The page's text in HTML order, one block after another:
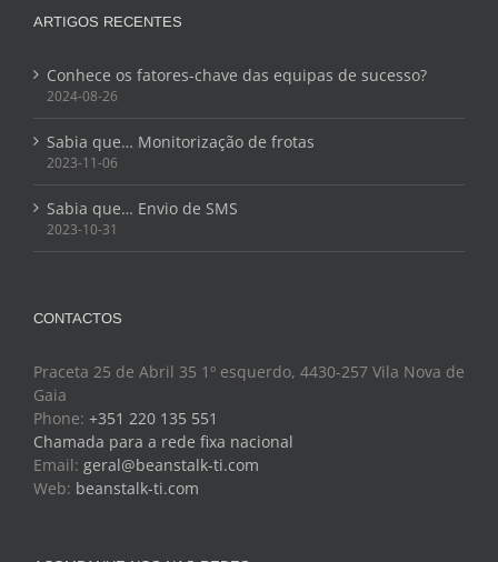
ARTIGOS RECENTES
Conhece os fatores-chave das equipas de sucesso?
2024-08-26
Sabia que… Monitorização de frotas
2023-11-06
Sabia que… Envio de SMS
2023-10-31
CONTACTOS
Praceta 25 de Abril 35 1º esquerdo, 4430-257 Vila Nova de
Gaia
Phone: +351 220 135 551
Chamada para a rede fixa nacional
Email: geral@beanstalk-ti.com
Web: beanstalk-ti.com